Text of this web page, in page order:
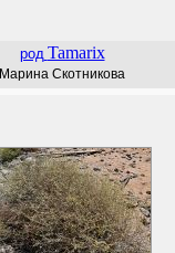
род Tamarix
Марина Скотникова